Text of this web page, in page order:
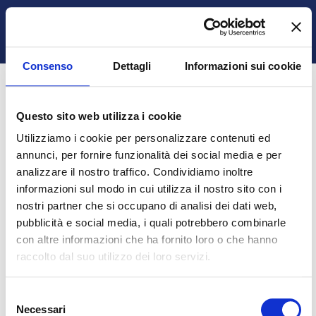
Consenso Dettagli Informazioni sui cookie
Questo sito web utilizza i cookie
Utilizziamo i cookie per personalizzare contenuti ed
annunci, per fornire funzionalità dei social media e per
analizzare il nostro traffico. Condividiamo inoltre
informazioni sul modo in cui utilizza il nostro sito con i
nostri partner che si occupano di analisi dei dati web,
pubblicità e social media, i quali potrebbero combinarle
con altre informazioni che ha fornito loro o che hanno
raccolto dal suo utilizzo dei loro servizi.
delNecessari
Vai al contenuto principale
Pannello laterale
Attiva/disattiva input di ricerca
Ospite Login
Autenticazione obbligatoria
Gli ospiti non possono visualizzare i profili degli utenti.
Per proseguire è necessario autenticarsi.
Annulla